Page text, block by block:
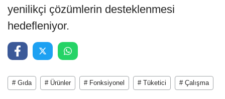
yenilikçi çözümlerin desteklenmesi
hedefleniyor.
# Gıda # Ürünler # Fonksiyonel # Tüketici # Çalışma